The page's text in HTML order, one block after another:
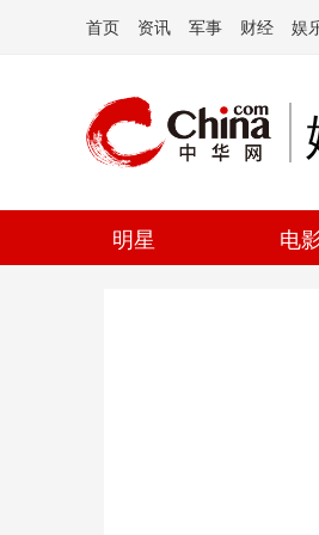
首页 资讯 军事 财经 娱
明星 电